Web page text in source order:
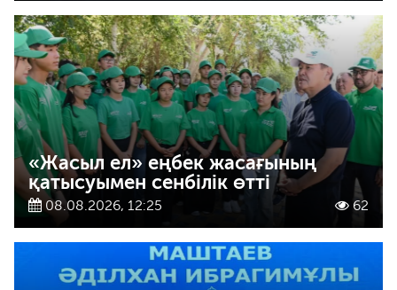
«Жасыл ел» еңбек жасағының
қатысуымен сенбілік өтті
08.08.2026, 12:25 62